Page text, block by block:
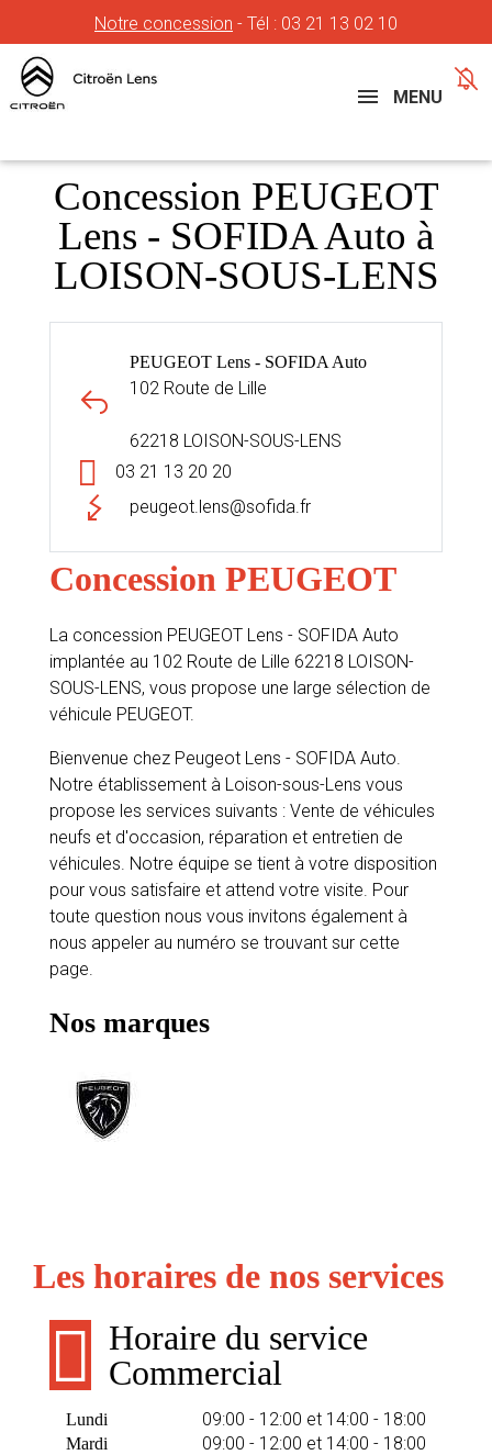
Notre concession - Tél : 03 21 13 02 10
Concessions
MENU
Concession PEUGEOT
Lens - SOFIDA Auto à
LOISON-SOUS-LENS
PEUGEOT Lens - SOFIDA Auto
102 Route de Lille
62218 LOISON-SOUS-LENS
03 21 13 20 20
peugeot.lens@sofida.fr
Concession PEUGEOT
La concession PEUGEOT Lens - SOFIDA Auto
implantée au 102 Route de Lille 62218 LOISON-
SOUS-LENS, vous propose une large sélection de
véhicule PEUGEOT.
Bienvenue chez Peugeot Lens - SOFIDA Auto.
Notre établissement à Loison-sous-Lens vous
propose les services suivants : Vente de véhicules
neufs et d'occasion, réparation et entretien de
véhicules. Notre équipe se tient à votre disposition
pour vous satisfaire et attend votre visite. Pour
toute question nous vous invitons également à
nous appeler au numéro se trouvant sur cette
page.
Nos marques
Les horaires de nos services
Horaire du service
Commercial
Lundi 09:00 - 12:00 et 14:00 - 18:00
Mardi 09:00 - 12:00 et 14:00 - 18:00